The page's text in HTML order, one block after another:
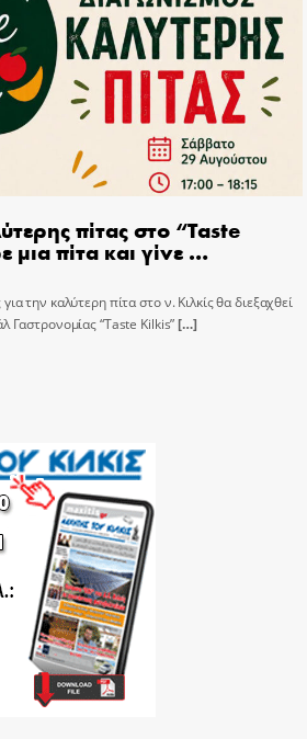
πίτας στο “Taste
πίτα και γίνε …
την καλύτερη πίτα στο ν. Κιλκίς θα διεξαχθεί
Γαστρονομίας “Taste Kilkis”[…]